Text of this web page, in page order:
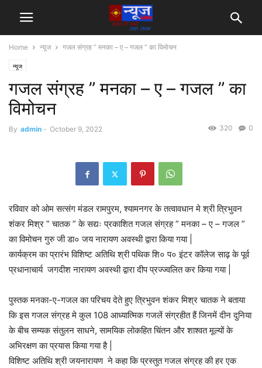
Home न्यूज गजल संग्रह ” मनका – ए – गजल ” का विमोचन
न्यूज
गजल संग्रह ” मनका – ए – गजल ” का
विमोचन
By admin - October 9, 2022 0
320
रविवार को ओम सत्संग मंडल रामपुरम, श्यामनगर के तत्वावधान मे श्री त्रिभुवन
शंकर मिश्र ” चातक ” के सद्यः प्रकाशित गजल संग्रह ” मनका – ए – गजल ”
का विमोचन गुरु जी डा० जय नारायण अवस्थी द्वारा किया गया |
कार्यक्रम का प्रारंभ विशिष्ट अतिथि श्री पथिक शि० प० इंटर कॉलेज साढ़ के पूर्व
प्रधानाचार्य जगदीश नारायण अवस्थी द्वारा दीप प्रज्ज्वलित कर किया गया |
पुस्तक मनका-ए-गजल का परिचय देते हुए त्रिभुवन शंकर मिश्र चातक ने बताया
कि इस गजल संग्रह मे कुल 108 आध्यात्मिक गजलें संग्रहीत हैं जिनमें दीन दुनिया
के बीच सम्यक संतुलन साधने, सामयिक लोकहित चिंतन और शाश्वत मूल्यों के
अभिरक्षण का प्रयास किया गया है |
विशिष्ट अतिथि श्री जयनारायण ने कहा कि प्रस्तुत गजल संग्रह की हर एक